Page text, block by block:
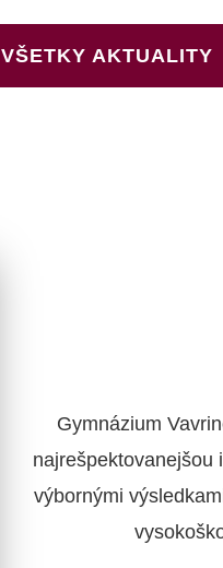
VŠETKY AKTUALITY
Gymnázium
najrešpektovanejšou
výbornými